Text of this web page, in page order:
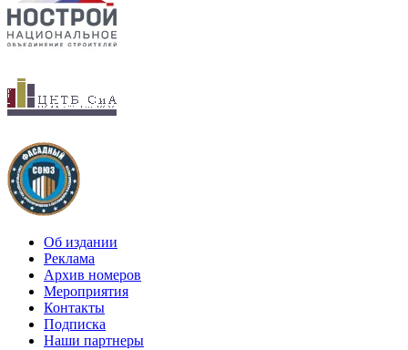
Об издании
Реклама
Архив номеров
Мероприятия
Контакты
Подписка
Наши партнеры